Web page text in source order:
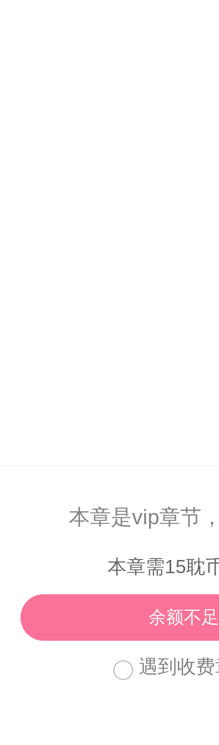
本章是vip章节
本章需15耽
余额不
遇到收